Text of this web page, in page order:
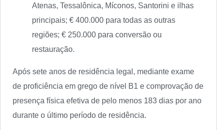
Atenas, Tessalônica, Míconos, Santorini e ilhas
principais; € 400.000 para todas as outras
regiões; € 250.000 para conversão ou
restauração.
Após sete anos de residência legal, mediante exame
de proficiência em grego de nível B1 e comprovação de
presença física efetiva de pelo menos 183 dias por ano
durante o último período de residência.